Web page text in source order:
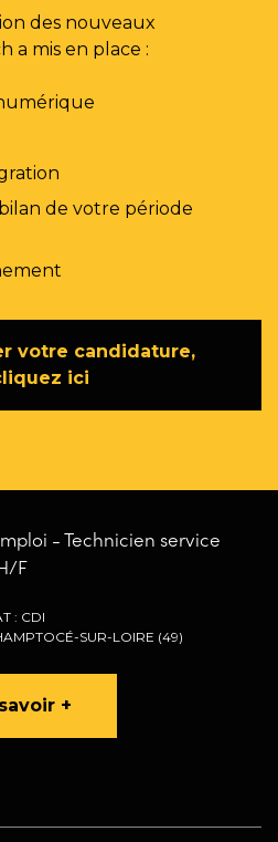
des nouveaux
a mis en place :
de votre période
votre candidature,
ici
- Technicien service
F
: CDI
SUR-LOIRE (49)
+